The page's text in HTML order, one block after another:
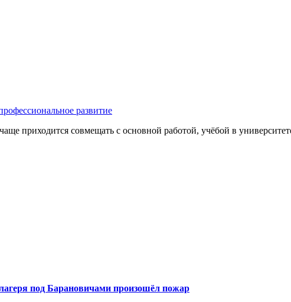
развитие
приходится совмещать с основной работой, учёбой в
под Барановичами произошёл пожар